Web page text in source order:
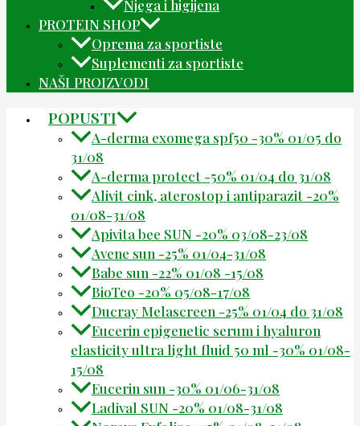
Njega i higijena
PROTEIN SHOP
Oprema za sportiste
Suplementi za sportiste
NAŠI PROIZVODI
POPUSTI
A-derma exomega spf50 -30% 01/05 do
31/08
A-derma protect -50% 01/04 do 31/08
Alivit cink, aterostop i antiparazit -20%
01/08-31/08
Apivita bee SUN -20% 03/08-23/08
Avene sun -25% 01/04-31/08
Babe sun -22% 01/08 -15/08
BioTeo -20% 05/08-17/08
Ducray Melascreen -25% 01/04 do 31/08
Eucerin epigenetic serum i hyaluron
elasticity ultra light fluid 50 ml -30% 01/08-
15/08
Eucerin sun -30% 01/06-31/08
Ladival SUN -20% 01/08-31/08